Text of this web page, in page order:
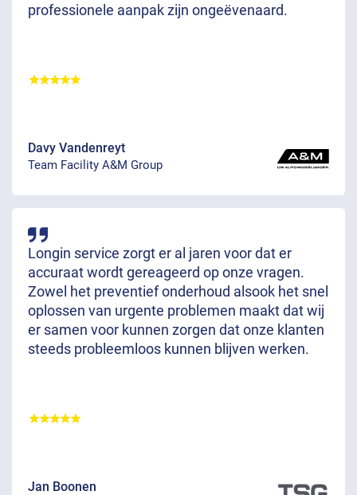
professionele aanpak zijn ongeëvenaard.
Davy Vandenreyt
Team Facility A&M Group
Longin service zorgt er al jaren voor dat er
accuraat wordt gereageerd op onze vragen.
Zowel het preventief onderhoud alsook het snel
oplossen van urgente problemen maakt dat wij
er samen voor kunnen zorgen dat onze klanten
steeds probleemloos kunnen blijven werken.
Jan Boonen